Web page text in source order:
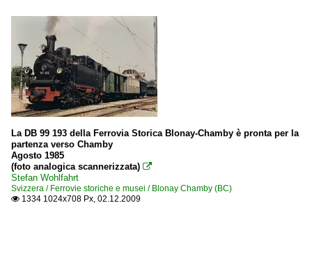
La DB 99 193 della Ferrovia Storica Blonay-Chamby è pronta per la
partenza verso Chamby
Agosto 1985
(foto analogica scannerizzata) 
Stefan Wohlfahrt
Svizzera / Ferrovie storiche e musei / Blonay Chamby (BC)
 1334 1024x708 Px, 02.12.2009